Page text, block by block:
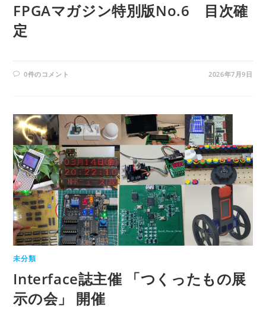
FPGAマガジン特別版No.6 目次確
定
0件のコメント 2026年7月9日
未分類
Interface誌主催 「つくったもの展
示の会」 開催